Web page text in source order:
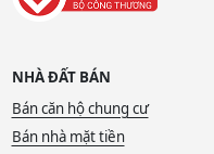
NHÀ ĐẤT BÁN
Bán căn hộ chung cư
Bán nhà mặt tiền